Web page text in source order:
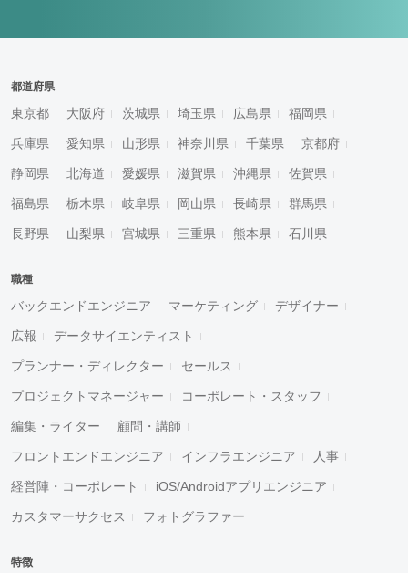
都道府県
東京都 大阪府 茨城県 埼玉県 広島県 福岡県
兵庫県 愛知県 山形県 神奈川県 千葉県 京都府
静岡県 北海道 愛媛県 滋賀県 沖縄県 佐賀県
福島県 栃木県 岐阜県 岡山県 長崎県 群馬県
長野県 山梨県 宮城県 三重県 熊本県 石川県
職種
バックエンドエンジニア マーケティング デザイナー
広報 データサイエンティスト
プランナー・ディレクター セールス
プロジェクトマネージャー コーポレート・スタッフ
編集・ライター 顧問・講師
フロントエンドエンジニア インフラエンジニア 人事
経営陣・コーポレート iOS/Androidアプリエンジニア
カスタマーサクセス フォトグラファー
特徴